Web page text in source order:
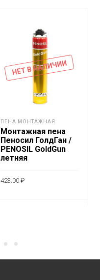
НЕТ В НАЛИЧИИ
ПЕНА МОНТАЖНАЯ
Монтажная пена
Пеносил ГолдГан /
PENOSIL GoldGun
летняя
423.00 ₽